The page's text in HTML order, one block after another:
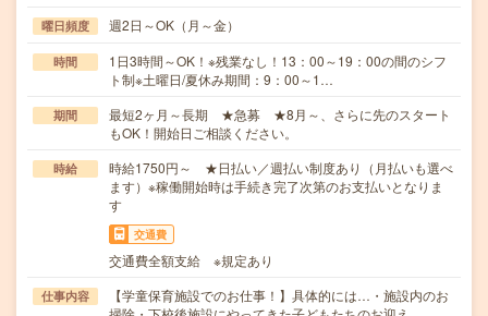
曜日頻度 週2日～OK（月～金）
時間
1日3時間～OK！※残業なし！13：00～19：00の間のシフ
ト制※土曜日/夏休み期間：9：00～1…
期間
最短2ヶ月～長期 ★急募 ★8月～、さらに先のスタート
もOK！開始日ご相談ください。
時給
時給1750円～ ★日払い／週払い制度あり（月払いも選べ
ます）※稼働開始時は手続き完了次第のお支払いとなりま
す
交通費
交通費全額支給 ※規定あり
仕事内容
【学童保育施設でのお仕事！】具体的には…・施設内のお